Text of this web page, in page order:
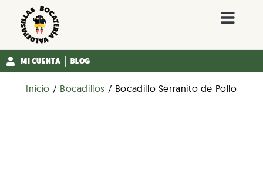
MI CUENTA BLOG
Inicio / Bocadillos / Bocadillo Serranito de Pollo